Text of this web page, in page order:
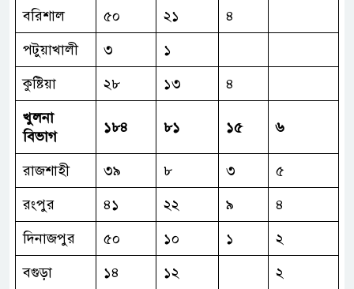
বরিশাল
৫০ ২১
৪
পটুয়াখালী
৩
১
কুষ্টিয়া
২৮ ১৩
৪
খুলনা
বিভাগ
১৮৪ ৮১ ১৫ ৬
রাজশাহী ৩৯ ৮ ৩
৫
রংপুর
৪১ ২২ ৯
৪
দিনাজপুর
৫০ ১০ ১
২
বগুড়া
১৪ ১২
২